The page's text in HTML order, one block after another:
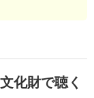
化財で聴く